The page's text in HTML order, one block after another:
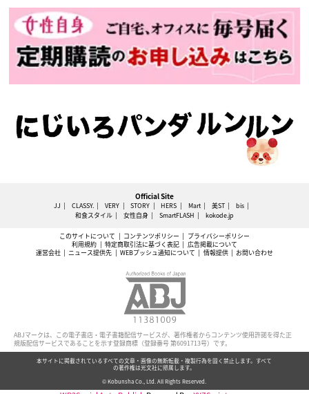
Official Site
JJ CLASSY. VERY STORY HERS Mart 美ST
bis
和食スタイル
女性自身 SmartFLASH kokode.jp
このサイトについて コンテンツポリシー
プライバシーポリシー
利用規約
特定商取引法に基づく表記
広告掲載について
運営会社
ニュース提供先 WEBプッシュ通知について 情報提供 お問い合わせ
ABJマークは、この電子書店・電子書籍配信サービスが、著作権者からコンテンツ使用許諾を得た正
規版配信サービスであることを示す登録商標（登録番号 第6091713号）です。
本サイトに掲載されているすべての文章・画像の無断転載・複製行為を固く禁止します。すべて
の著作権は光文社に帰属します。
© Kobunsha Co., Ltd. All Rights Reserved.